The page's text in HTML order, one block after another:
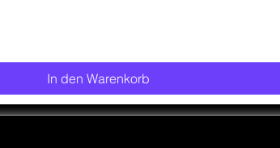
In den Warenkorb